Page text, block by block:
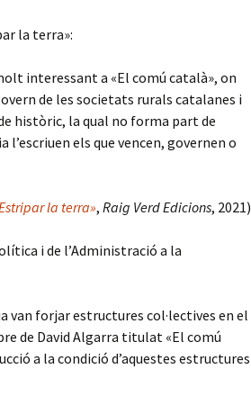
la terra»:
interessant a «El comú català», on
de les societats rurals catalanes i
històric, la qual no forma part de
els que vencen, governen o
la terra», Raig Verd Edicions, 2021)
i de l’Administració a la
van forjar estructures col·lectives en el
de David Algarra titulat «El comú
a la condició d’aquestes estructures